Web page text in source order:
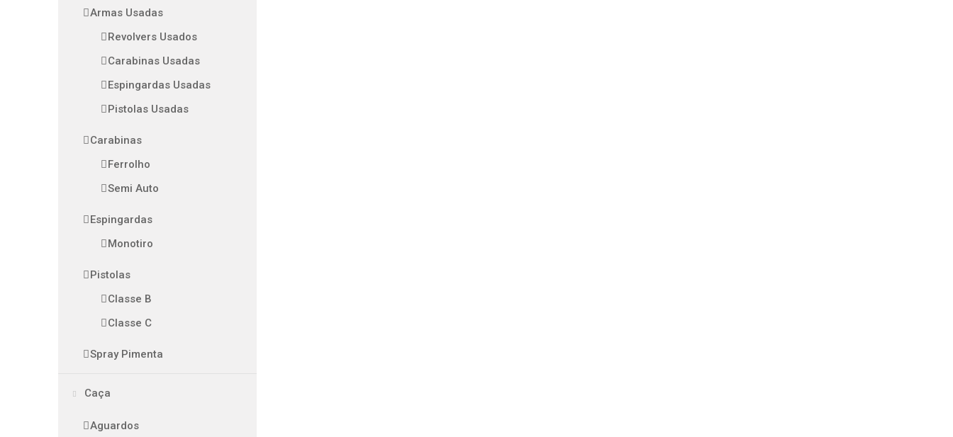
Armas Usadas
Revolvers Usados
Carabinas Usadas
Espingardas Usadas
Pistolas Usadas
Carabinas
Ferrolho
Semi Auto
Espingardas
Monotiro
Pistolas
Classe B
Classe C
Spray Pimenta
Caça
Aguardos